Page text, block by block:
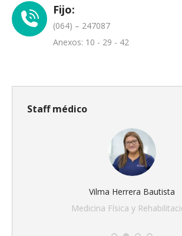
Fijo:
(064) – 247087
Anexos: 10 - 29 - 42
Staff médico
Vilma Herrera Bautista
Medicina Física y